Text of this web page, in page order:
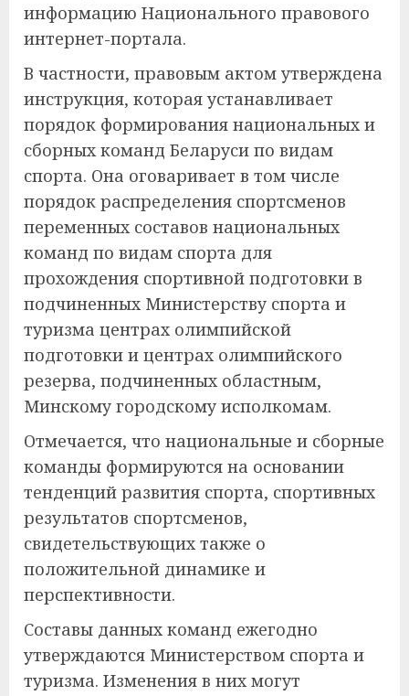
информацию Национального правового
интернет-портала.
В частности, правовым актом утверждена
инструкция, которая устанавливает
порядок формирования национальных и
сборных команд Беларуси по видам
спорта. Она оговаривает в том числе
порядок распределения спортсменов
переменных составов национальных
команд по видам спорта для
прохождения спортивной подготовки в
подчиненных Министерству спорта и
туризма центрах олимпийской
подготовки и центрах олимпийского
резерва, подчиненных областным,
Минскому городскому исполкомам.
Отмечается, что национальные и сборные
команды формируются на основании
тенденций развития спорта, спортивных
результатов спортсменов,
свидетельствующих также о
положительной динамике и
перспективности.
Составы данных команд ежегодно
утверждаются Министерством спорта и
туризма. Изменения в них могут